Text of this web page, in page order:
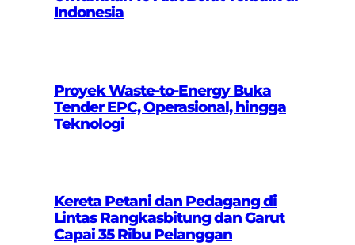
Indonesia
Proyek Waste-to-Energy Buka
Tender EPC, Operasional, hingga
Teknologi
Kereta Petani dan Pedagang di
Lintas Rangkasbitung dan Garut
Capai 35 Ribu Pelanggan